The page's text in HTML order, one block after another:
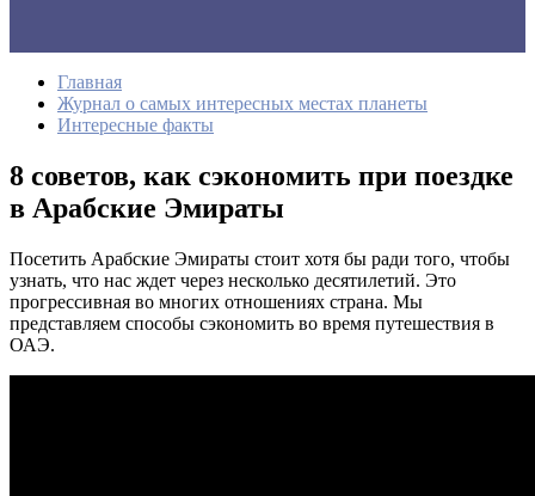
Главная
Журнал о самых интересных местах планеты
Интересные факты
8 советов, как сэкономить при поездке
в Арабские Эмираты
Посетить Арабские Эмираты стоит хотя бы ради того, чтобы
узнать, что нас ждет через несколько десятилетий. Это
прогрессивная во многих отношениях страна. Мы
представляем способы сэкономить во время путешествия в
ОАЭ.